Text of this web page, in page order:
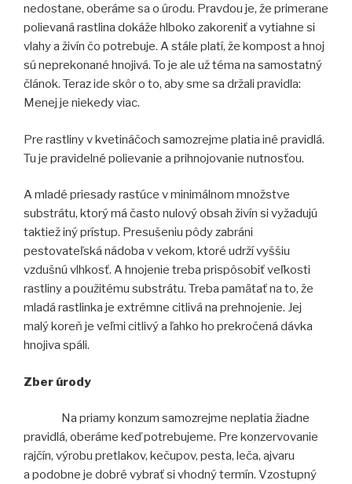
nedostane, oberáme sa o úrodu. Pravdou je, že primerane
polievaná rastlina dokáže hlboko zakoreniť a vytiahne si
vlahy a živín čo potrebuje. A stále platí, že kompost a hnoj
sú neprekonané hnojivá. To je ale už téma na samostatný
článok. Teraz ide skôr o to, aby sme sa držali pravidla:
Menej je niekedy viac.
Pre rastliny v kvetináčoch samozrejme platia iné pravidlá.
Tu je pravidelné polievanie a prihnojovanie nutnosťou.
A mladé priesady rastúce v minimálnom množstve
substrátu, ktorý má často nulový obsah živín si vyžadujú
taktiež iný prístup. Presušeniu pôdy zabráni
pestovateľská nádoba v vekom, ktoré udrží vyššiu
vzdušnú vlhkosť. A hnojenie treba prispôsobiť veľkosti
rastliny a použitému substrátu. Treba pamätať na to, že
mladá rastlinka je extrémne citlivá na prehnojenie. Jej
malý koreň je veľmi citlivý a ľahko ho prekročená dávka
hnojiva spáli.
Zber úrody
Na priamy konzum samozrejme neplatia žiadne
pravidlá, oberáme keď potrebujeme. Pre konzervovanie
rajčín, výrobu pretlakov, kečupov, pesta, leča, ajvaru
a podobne je dobré vybrať si vhodný termín. Vzostupný